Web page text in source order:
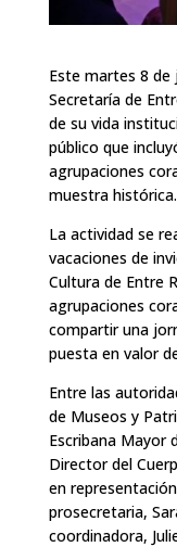
Este martes 8
Secretaría de
de su vida
público que
agrupaciones
muestra histórica.
La actividad se
vacaciones de
Cultura de Entre
agrupaciones
compartir una
puesta en valor
Entre las
de Museos y
Escribana Mayor
Director del
en
prosecretaria,
coordinadora,